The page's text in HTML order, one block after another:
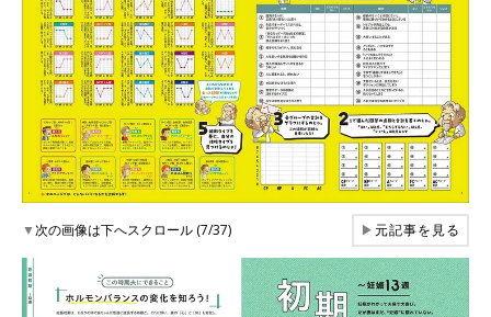
▼次の画像は下へスクロール (7/37) ▶元記事を見る